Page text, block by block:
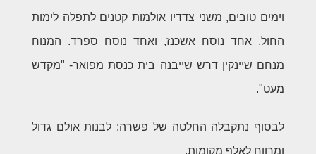
וימים טובים, משני צדדיו אולמות קטנים לתפלה לימות
החול, אחד נוסח אשכנז, ואחד נוסח ספרד. המנוח
מנחם שיינקין דרש שייבנה בית כנסת מפואר- "מקדש
מעט".
לבסוף נתקבלה החלטה של פשרה: לבנות אולם גדול
ומרווח לאלף מקומות.